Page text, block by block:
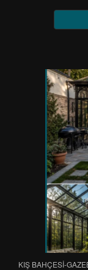
KIŞ BAHÇESİ-